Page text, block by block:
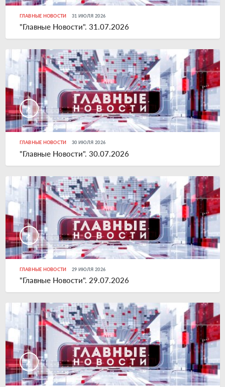
ГЛАВНЫЕ НОВОСТИ 31 ИЮЛЯ 2026
"Главные Новости". 31.07.2026
ГЛАВНЫЕ НОВОСТИ 30 ИЮЛЯ 2026
"Главные Новости". 30.07.2026
ГЛАВНЫЕ НОВОСТИ 29 ИЮЛЯ 2026
"Главные Новости". 29.07.2026